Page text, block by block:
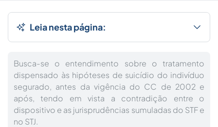
Leia nesta página:
Busca-se o entendimento sobre o tratamento
dispensado às hipóteses de suicídio do indivíduo
segurado, antes da vigência do CC de 2002 e
após, tendo em vista a contradição entre o
dispositivo e as jurisprudências sumuladas do STF e
no STJ.